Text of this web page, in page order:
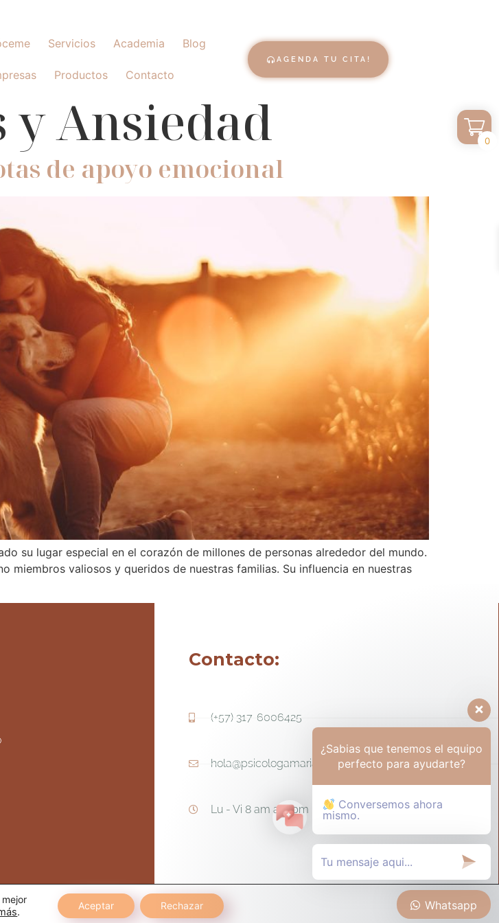
Servicios Academia Blog
Productos Contacto
AGENDA TU CITA!
y Ansiedad
de apoyo emocional
su lugar especial en el corazón de millones de personas alrededor del mundo.
miembros valiosos y queridos de nuestras familias. Su influencia en nuestras
Contacto:
(+57) 317-6006425
hola@psicologamariapaula.com
Lu - Vi 8 am a 6 pm - Sa 8am - 12m
.
Aceptar Rechazar
0
¿Sabias que tenemos el equipo
perfecto para ayudarte?
Conversemos ahora
mismo.
Whatsapp